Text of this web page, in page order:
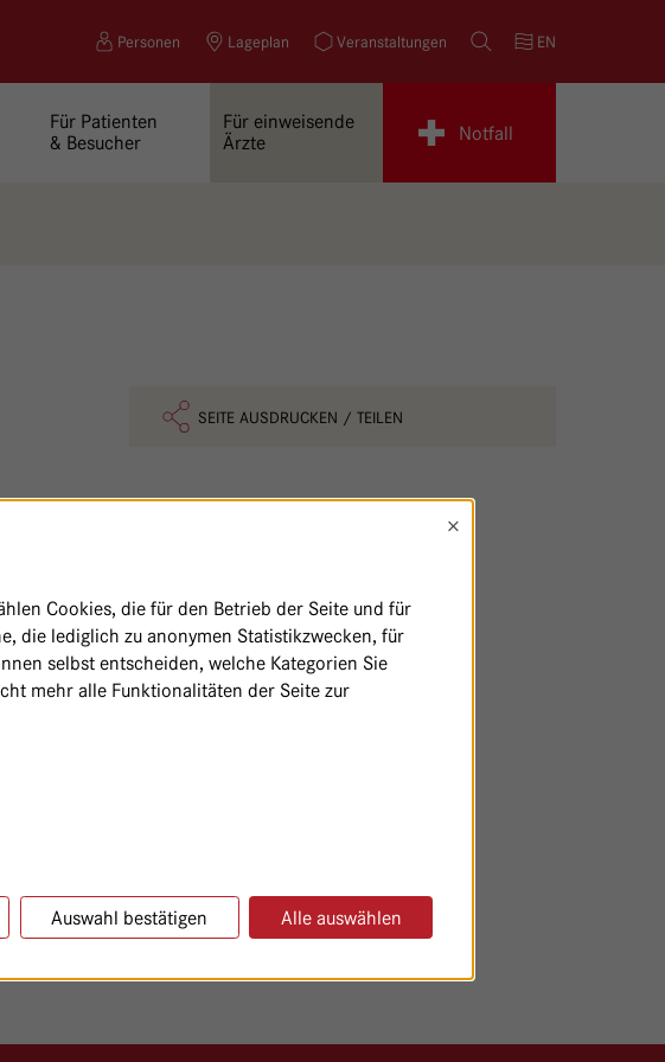
Personen Lageplan Veranstaltungen SucheEN
Für Patienten
& Besucher
Für einweisende
Ärzte
Notfall
SEITE AUSDRUCKEN / TEILEN
×
Cookies, die für den Betrieb der Seite und für
die lediglich zu anonymen Statistikzwecken, für
selbst entscheiden, welche Kategorien Sie
mehr alle Funktionalitäten der Seite zur
Auswahl bestätigen Alle auswählen